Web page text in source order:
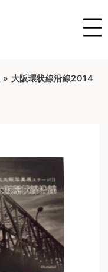
» 大阪環状線沿線2014